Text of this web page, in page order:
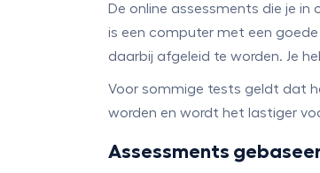
De online assessments die je
is een computer met een
daarbij afgeleid te worden. Je
Voor sommige tests geldt dat
worden en wordt het lastiger
Assessments